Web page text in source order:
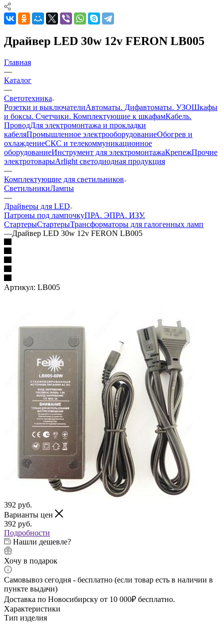
Драйвер LED 30w 12v FERON LB005
Главная
—
Каталог
—
Светотехника
Розетки и выключателиАвтоматы. Дифавтоматы. УЗОШкафы
и боксы. Счетчики. Комплектующие к шкафамКабель.
ПроводДля электромонтажа и прокладки
кабеляПромышленное электрооборудованиеОбогрев и
охлаждениеСКС и телекоммуникационное
оборудованиеИнструмент для электромонтажаКрепежПрочие
электротоварыArlight светодиодная продукция
—
Комплектующие для светильников
СветильникиЛампы
—
Драйверы для LED
Патроны под лампочкуПРА. ЭПРА. ИЗУ.
СтартерыСтартерыТрансформаторы для галогенных ламп
—Драйвер LED 30w 12v FERON LB005
Артикул: LB005
392 руб.
Варианты цен
392 руб.
Подробности
Нашли дешевле?
Хочу в подарок
Самовывоз сегодня - бесплатно (если товар есть в наличии в
пункте выдачи)
Доставка по Новосибирску от 10 000₽ бесплатно.
Характеристики
Тип изделия